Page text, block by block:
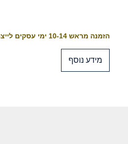
הזמנה מראש 10-14 ימי עסקים לייצור
מידע נוסף